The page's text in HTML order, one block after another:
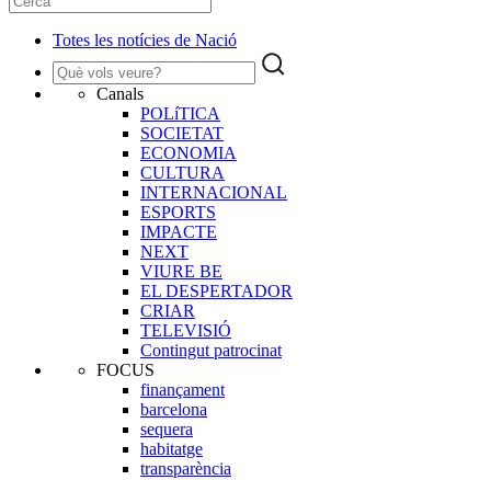
Totes les notícies de Nació
Canals
POLíTICA
SOCIETAT
ECONOMIA
CULTURA
INTERNACIONAL
ESPORTS
IMPACTE
NEXT
VIURE BE
EL DESPERTADOR
CRIAR
TELEVISIÓ
Contingut patrocinat
FOCUS
finançament
barcelona
sequera
habitatge
transparència